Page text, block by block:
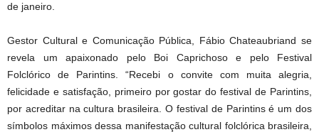
de janeiro.
Gestor Cultural e Comunicação Pública, Fábio Chateaubriand se
revela um apaixonado pelo Boi Caprichoso e pelo Festival
Folclórico de Parintins. “Recebi o convite com muita alegria,
felicidade e satisfação, primeiro por gostar do festival de Parintins,
por acreditar na cultura brasileira. O festival de Parintins é um dos
símbolos máximos dessa manifestação cultural folclórica brasileira,